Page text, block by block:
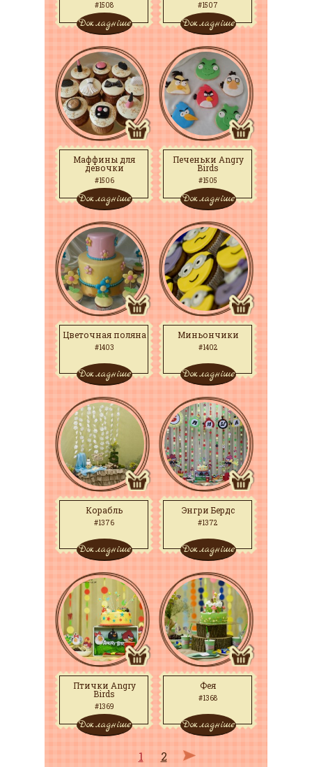
#1508
Докладніше
#1507
Докладніше
Маффины для
девочки
#1506
Докладніше
Печеньки Angry
Birds
#1505
Докладніше
Цветочная поляна
#1403
Докладніше
Миньончики
#1402
Докладніше
Корабль
#1376
Докладніше
Энгри Бердс
#1372
Докладніше
Птички Angry
Birds
#1369
Докладніше
Фея
#1368
Докладніше
1 2